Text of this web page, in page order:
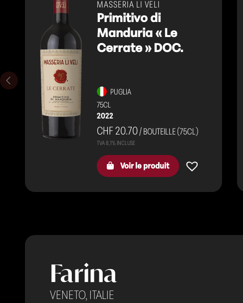
MASSERIA LI VELI
Primitivo di
Manduria « Le
Cerrate » DOC.
PUGLIA
75CL
2022
CHF 20.70/ BOUTEILLE (75CL)
Voir le produit
Farina
VENETO, ITALIE